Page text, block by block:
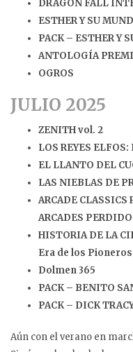
DRAGON FALL
ESTHER Y SU
PACK – ESTHER Y
ANTOLOGÍA
OGROS
JULIO 2025
ZENITH vol. 2
LOS REYES
EL LLANTO DEL
LAS NIEBLAS DE
ARCADE CLASSICS
ARCADES
HISTORIA DE LA
Era de los Pioneros
Dolmen 365
PACK – BENITO
PACK – DICK
Aún con el verano en